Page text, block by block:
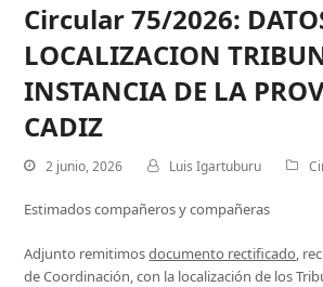
Circular 75/2026:
LOCALIZACION
INSTANCIA DE LA
CADIZ
2 junio, 2026 Luis Igartuburu
Estimados compañeros y compañeras
Adjunto remitimosdocumento rectificado,
de Coordinación, con la localización de los